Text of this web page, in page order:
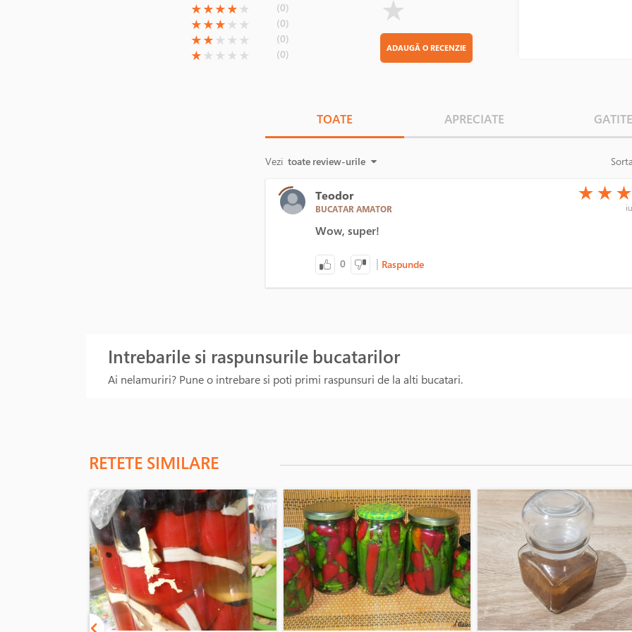
(*)
★(*)
★(*)
★(*)
★ ( )
★ (0)
(*)
★(*)
★(*)
★ ( )
★ ( )
★ (0)
(*)
★(*)
★ ( )
★ ( )
★ ( )
★ (0)
(*)
★ ( )
★ ( )
★ ( )
★ ( )
★ (0)
★
ADAUGĂ O RECENZIE
TOATE APRECIATE GATITE
Vezi toate review-urile
Teodor
BUCATAR AMATOR
(*)
★ (*)
★ (*)
★
Wow, super!
0 | Raspunde
Intrebarile si raspunsurile bucatarilor
Ai nelamuriri? Pune o intrebare si poti primi raspunsuri de la alti bucatari.
RETETE SIMILARE